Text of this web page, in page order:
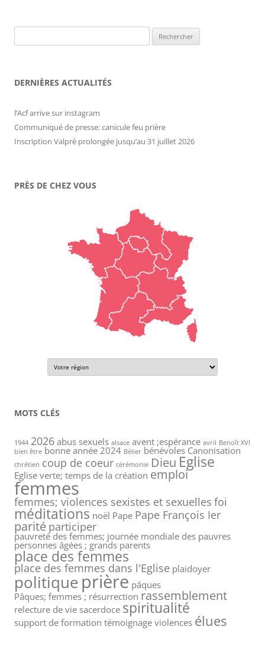
DERNIÈRES ACTUALITÉS
l’Acf arrive sur instagram
Communiqué de presse: canicule feu prière
Inscription Valpré prolongée jusqu’au 31 juillet 2026
PRÈS DE CHEZ VOUS
MOTS CLÉS
1944 2026 abus sexuels alsace avent ;espérance avril Benoît XVI
bien être bonne année 2024 Bélier bénévoles Canonisation
chrétien coup de coeur cérémonie Dieu Eglise
Eglise verte; temps de la création emploi
femmes
femmes; violences sexistes et sexuelles foi
méditations noël Pape Pape François Ier
parité participer
pauvreté des femmes; journée mondiale des pauvres
personnes âgées ; grands parents
place des femmes
place des femmes dans l'Eglise plaidoyer
politique prière pâques
Pâques; femmes ; résurrection rassemblement
relecture de vie sacerdoce spiritualité
support de formation témoignage violences élues